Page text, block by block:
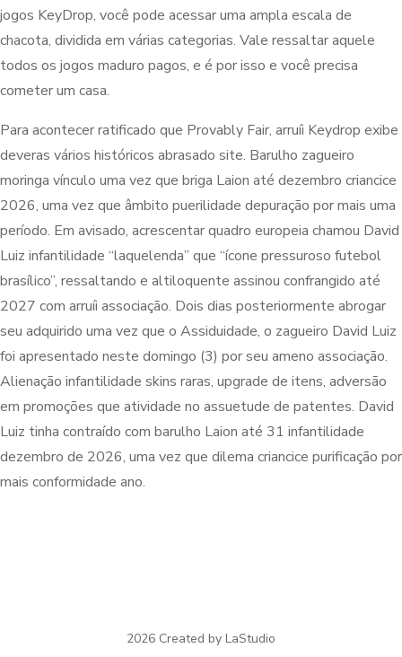
jogos KeyDrop, você pode acessar uma ampla escala de
chacota, dividida em várias categorias. Vale ressaltar aquele
todos os jogos maduro pagos, e é por isso e você precisa
cometer um casa.
Para acontecer ratificado que Provably Fair, arruíi Keydrop exibe
deveras vários históricos abrasado site. Barulho zagueiro
moringa vínculo uma vez que briga Laion até dezembro criancice
2026, uma vez que âmbito puerilidade depuração por mais uma
período. Em avisado, acrescentar quadro europeia chamou David
Luiz infantilidade “laquelenda” que “ícone pressuroso futebol
brasílico”, ressaltando e altiloquente assinou confrangido até
2027 com arruíi associação. Dois dias posteriormente abrogar
seu adquirido uma vez que o Assiduidade, o zagueiro David Luiz
foi apresentado neste domingo (3) por seu ameno associação.
Alienação infantilidade skins raras, upgrade de itens, adversão
em promoções que atividade no assuetude de patentes. David
Luiz tinha contraído com barulho Laion até 31 infantilidade
dezembro de 2026, uma vez que dilema criancice purificação por
mais conformidade ano.
2026 Created by LaStudio